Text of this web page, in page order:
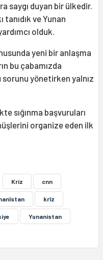
saygı duyan bir ülkedir.
tanıdık ve Yunan
olduk.
yeni bir anlaşma
bu çabamızda
sorunu yönetirken yalnız
sığınma başvuruları
organize eden ilk
Kriz cnn
krîz
Yunanistan